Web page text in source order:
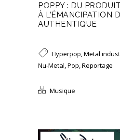
POPPY : DU
À L’ÉMANCIPATION
AUTHENTIQUE
Hyperpop,Metal
Nu-Metal,Pop,Reportage
Musique